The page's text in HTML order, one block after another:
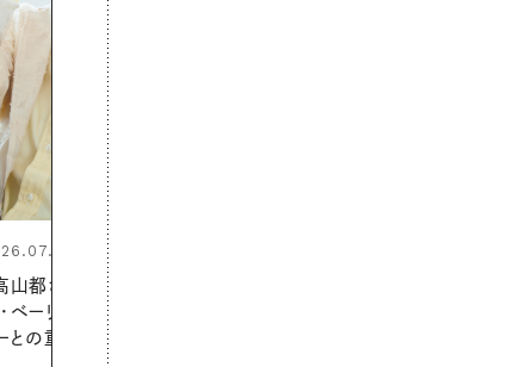
髪と心が瞬時にリフレッシュ
【大人気のドライシャンプー】
の1本で汗ばむ季節も一日中心
く